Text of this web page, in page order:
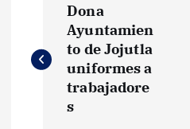
v
Dona
Ayuntamien
to de Jojutla
uniformes a
trabajadore
s